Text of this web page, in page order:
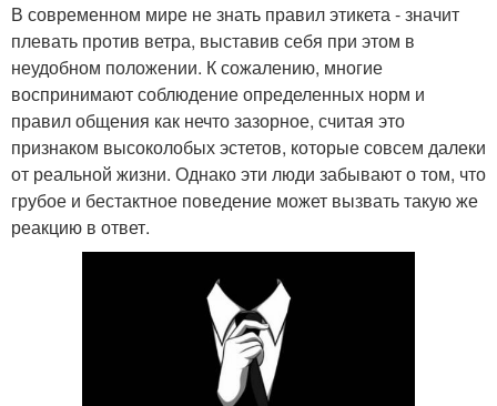
В современном мире не знать правил этикета - значит
плевать против ветра, выставив себя при этом в
неудобном положении. К сожалению, многие
воспринимают соблюдение определенных норм и
правил общения как нечто зазорное, считая это
признаком высоколобых эстетов, которые совсем далеки
от реальной жизни. Однако эти люди забывают о том, что
грубое и бестактное поведение может вызвать такую же
реакцию в ответ.